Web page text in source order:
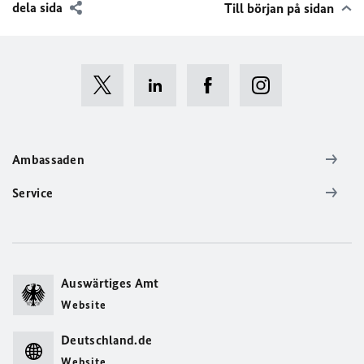
dela sida Till början på sidan
Ambassaden
Service
Auswärtiges Amt
Website
Deutschland.de